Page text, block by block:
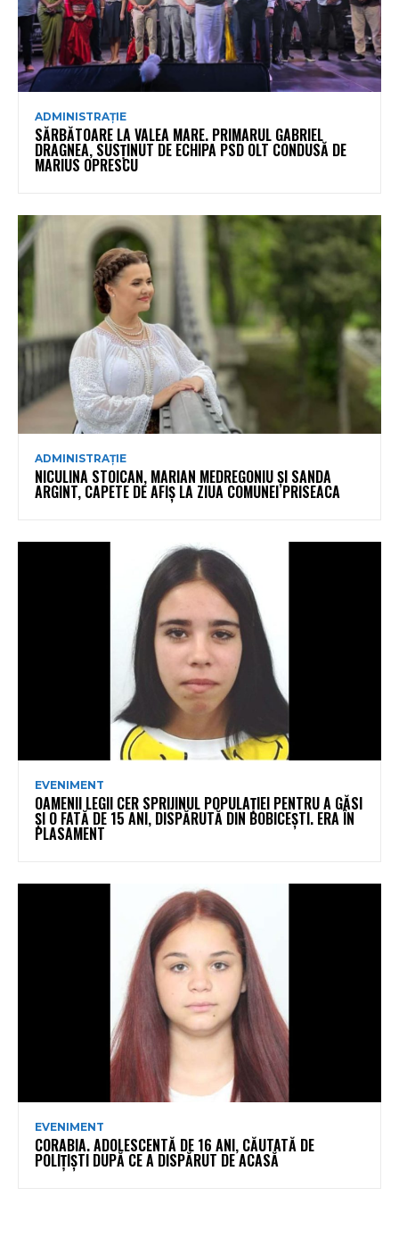
ADMINISTRAȚIE
SĂRBĂTOARE LA VALEA MARE. PRIMARUL GABRIEL
DRAGNEA, SUSȚINUT DE ECHIPA PSD OLT CONDUSĂ DE
MARIUS OPRESCU
ADMINISTRAȚIE
NICULINA STOICAN, MARIAN MEDREGONIU ȘI SANDA
ARGINT, CAPETE DE AFIȘ LA ZIUA COMUNEI PRISEACA
EVENIMENT
OAMENII LEGII CER SPRIJINUL POPULAȚIEI PENTRU A GĂSI
ȘI O FATĂ DE 15 ANI, DISPĂRUTĂ DIN BOBICEȘTI. ERA ÎN
PLASAMENT
EVENIMENT
CORABIA. ADOLESCENTĂ DE 16 ANI, CĂUTATĂ DE
POLIȚIȘTI DUPĂ CE A DISPĂRUT DE ACASĂ